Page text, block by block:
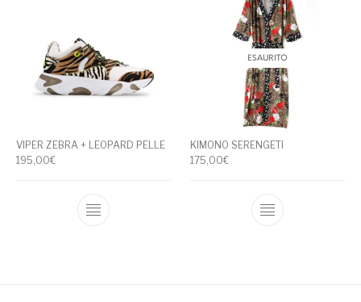
VIPER ZEBRA + LEOPARD PELLE
195,00€
Questo prodotto ha più varianti. Le
ESAURITO
KIMONO SERENGETI
175,00€
Questo